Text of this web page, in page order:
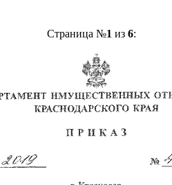
Страница №1 из 6: